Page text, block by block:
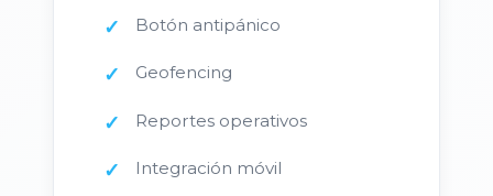
Botón antipánico
Geofencing
Reportes operativos
Integración móvil